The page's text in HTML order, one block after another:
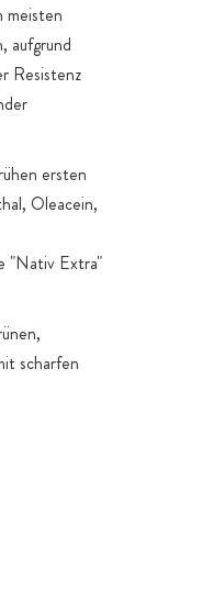
meisten
aufgrund
Resistenz
ersten
Oleacein,
"Nativ Extra"
scharfen